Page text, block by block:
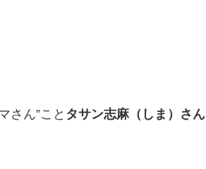
さん”こと タサン志麻（しま）さん